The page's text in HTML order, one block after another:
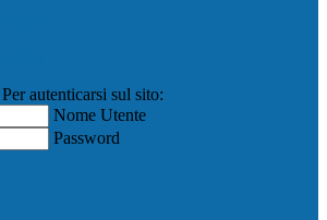
Per autenticarsi sul sito:
Nome Utente
Password